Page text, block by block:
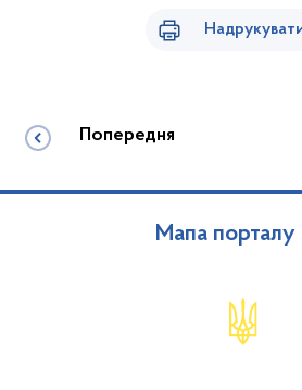
Попередня
Мапа порталу